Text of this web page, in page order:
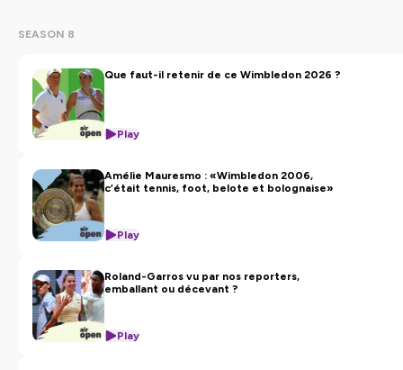
SEASON 8
Que faut-il retenir de ce Wimbledon 2026 ?
Play
Amélie Mauresmo : «Wimbledon 2006,
c’était tennis, foot, belote et bolognaise»
Play
Roland-Garros vu par nos reporters,
emballant ou décevant ?
Play